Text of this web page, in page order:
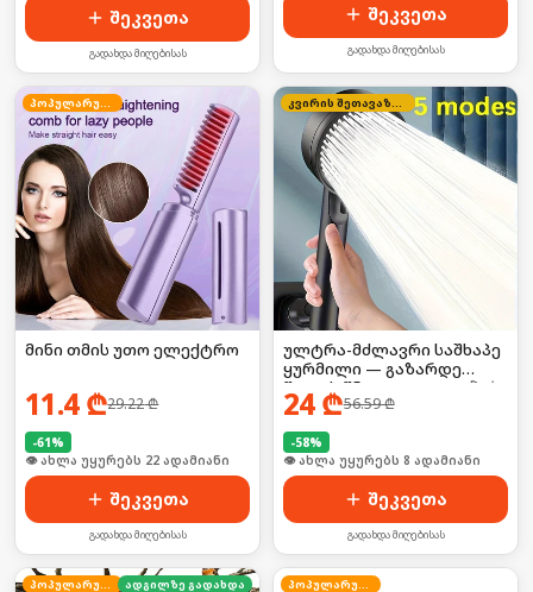
შეკვეთა
გადახდა მიღებისას
შეკვეთა
გადახდა მიღებისას
პოპულარული
მინი თმის უთო ელექტრო
11.4₾29.22₾
-61%
🛒 ბოლო 24სთ-ში იყიდა 29-მა
შეკვეთა
გადახდა მიღებისას
კვირის შეთავაზება
ულტრა-მძლავრი საშხაპე
ყურმილი — გაზარდე
წყლის წნევა 300%-ით! 🚀💧
24₾56.59₾
-58%
🛒 ბოლო 24სთ-ში იყიდა 11-მა
შეკვეთა
გადახდა მიღებისას
პოპულარული ადგილზე გადახდა პოპულარული